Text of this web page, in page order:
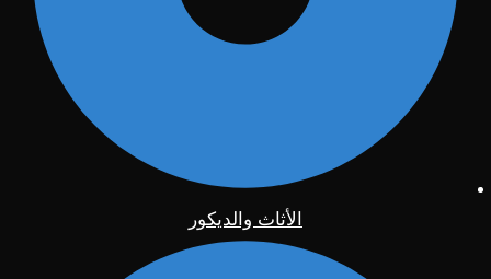
الأثاث والديكور